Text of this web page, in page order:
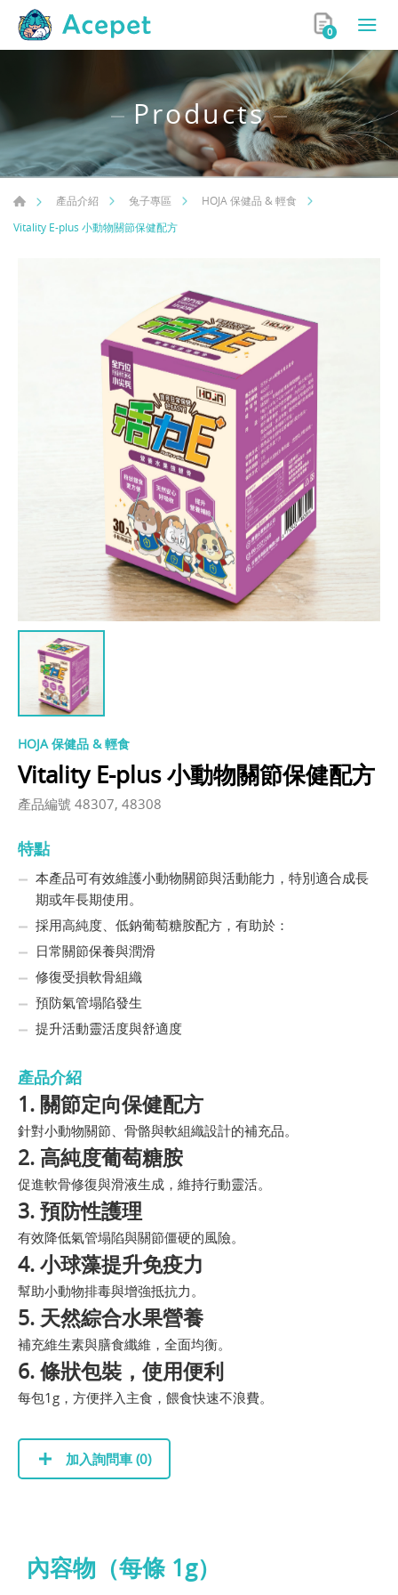
0
Products
產品介紹 兔子專區
HOJA 保健品 & 輕食
Vitality E-plus 小動物關節保健配方
HOJA 保健品 & 輕食
Vitality E-plus 小動物關節保健配方
產品編號 48307, 48308
特點
本產品可有效維護小動物關節與活動能力，特別適合成長
期或年長期使用。
採用高純度、低鈉葡萄糖胺配方，有助於：
日常關節保養與潤滑
修復受損軟骨組織
預防氣管塌陷發生
提升活動靈活度與舒適度
產品介紹
1. 關節定向保健配方
針對小動物關節、骨骼與軟組織設計的補充品。
2. 高純度葡萄糖胺
促進軟骨修復與滑液生成，維持行動靈活。
3. 預防性護理
有效降低氣管塌陷與關節僵硬的風險。
4. 小球藻提升免疫力
幫助小動物排毒與增強抵抗力。
5. 天然綜合水果營養
補充維生素與膳食纖維，全面均衡。
6. 條狀包裝，使用便利
每包1g，方便拌入主食，餵食快速不浪費。
加入詢問車 (0)
內容物（每條 1g）